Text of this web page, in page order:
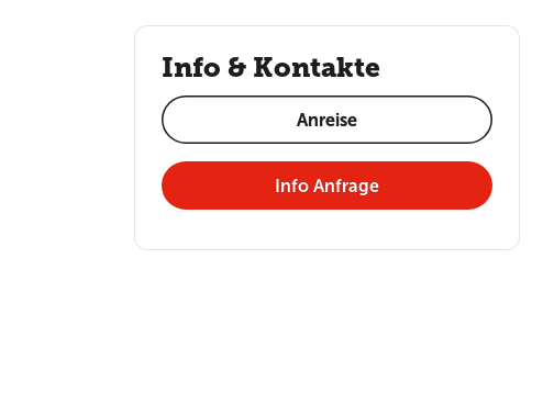
Info & Kontakte
Anreise
Info Anfrage